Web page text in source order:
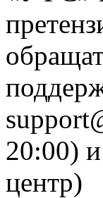
20:00)
центр)